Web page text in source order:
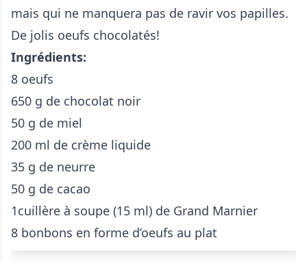
mais qui ne manquera pas de ravir vos papilles.
De jolis oeufs chocolatés!
Ingrédients:
8 oeufs
650 g de chocolat noir
50 g de miel
200 ml de crème liquide
35 g de neurre
50 g de cacao
1cuillère à soupe (15 ml) de Grand Marnier
8 bonbons en forme d’oeufs au plat